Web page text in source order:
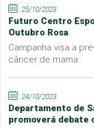
25/10/2023
Futuro Centro
Outubro Rosa
Campanha visa a
câncer de mama
24/10/2023
Departamento de
promoverá